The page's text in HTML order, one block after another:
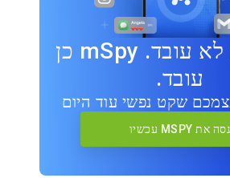
לנחש זה לא עובד. mSpy כן
עובד.
שקט נפשי עוד היום
נסה את MSPY עכשיו